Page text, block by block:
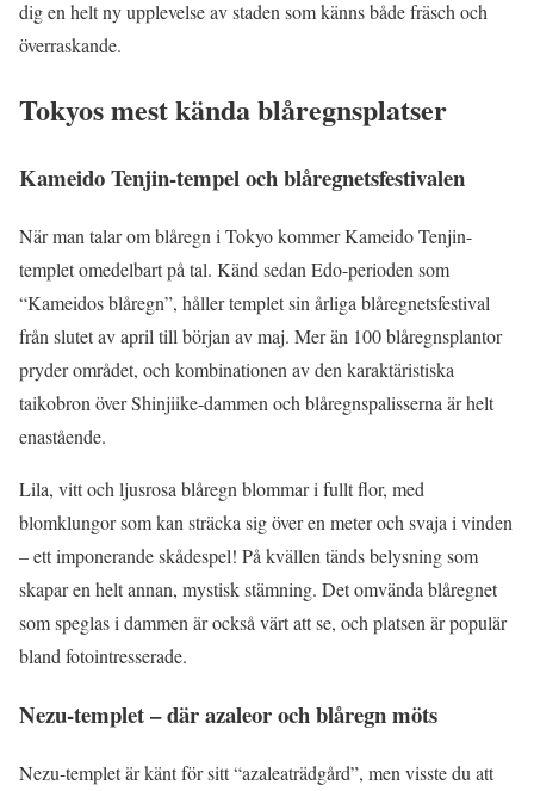
dig en helt ny upplevelse av staden som känns både fräsch och
överraskande.
Tokyos mest kända blåregnsplatser
Kameido Tenjin-tempel och blåregnetsfestivalen
När man talar om blåregn i Tokyo kommer Kameido Tenjin-
templet omedelbart på tal. Känd sedan Edo-perioden som
“Kameidos blåregn”, håller templet sin årliga blåregnetsfestival
från slutet av april till början av maj. Mer än 100 blåregnsplantor
pryder området, och kombinationen av den karaktäristiska
taikobron över Shinjiike-dammen och blåregnspalisserna är helt
enastående.
Lila, vitt och ljusrosa blåregn blommar i fullt flor, med
blomklungor som kan sträcka sig över en meter och svaja i vinden
– ett imponerande skådespel! På kvällen tänds belysning som
skapar en helt annan, mystisk stämning. Det omvända blåregnet
som speglas i dammen är också värt att se, och platsen är populär
bland fotointresserade.
Nezu-templet – där azaleor och blåregn möts
Nezu-templet är känt för sitt “azaleaträdgård”, men visste du att